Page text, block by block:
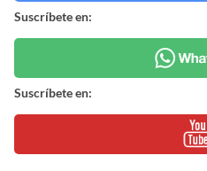
Suscríbete en:
Suscríbete en: